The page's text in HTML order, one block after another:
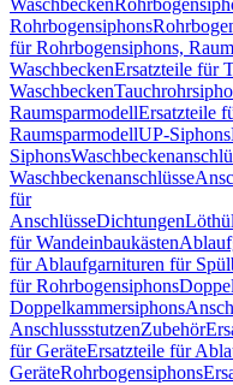
Waschbecken
Rohrbogensiphons
für Rohrbogensiphons,
WaschbeckenErsatzteile für
Waschbecken
RaumsparmodellErsatzteile
RaumsparmodellUP-Siphons
Siphons
Waschbeckenanschlüsse
für
AnschlüsseDichtungen
für Wandeinbaukästen
für Ablaufgarnituren für
für Rohrbogensiphons
Doppelkammersiphons
AnschlussstutzenZubehör
für GeräteErsatzteile für
GeräteRohrbogensiphons